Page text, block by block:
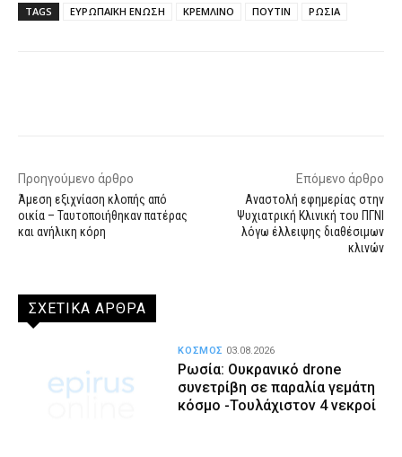
TAGS ΕΥΡΩΠΑΪΚΗ ΕΝΩΣΗ ΚΡΕΜΛΙΝΟ ΠΟΥΤΙΝ ΡΩΣΙΑ
Προηγούμενο άρθρο
Άμεση εξιχνίαση κλοπής από
οικία – Ταυτοποιήθηκαν πατέρας
και ανήλικη κόρη
Επόμενο άρθρο
Αναστολή εφημερίας στην
Ψυχιατρική Κλινική του ΠΓΝΙ
λόγω έλλειψης διαθέσιμων
κλινών
ΣΧΕΤΙΚΑ ΑΡΘΡΑ
Ρωσία: Ουκρανικό drone
συνετρίβη σε παραλία γεμάτη
κόσμο -Τουλάχιστον 4 νεκροί
ΚΟΣΜΟΣ 03.08.2026